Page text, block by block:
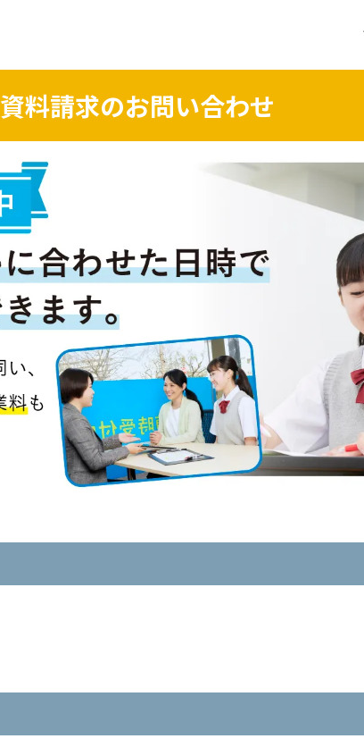
資料請求のお問い合わせ